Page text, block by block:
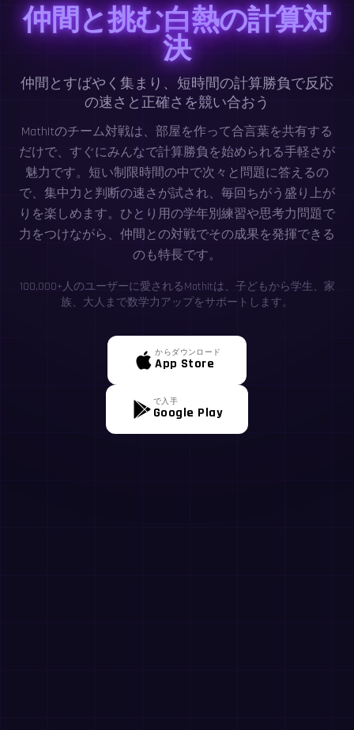
仲間と挑む白熱の計算対
決
仲間とすばやく集まり、短時間の計算勝負で反応
の速さと正確さを競い合おう
MathItのチーム対戦は、部屋を作って合言葉を共有する
だけで、すぐにみんなで計算勝負を始められる手軽さが
魅力です。短い制限時間の中で次々と問題に答えるの
で、集中力と判断の速さが試され、毎回ちがう盛り上が
りを楽しめます。ひとり用の学年別練習や思考力問題で
力をつけながら、仲間との対戦でその成果を発揮できる
のも特長です。
100,000+人のユーザーに愛されるMathItは、子どもから学生、家
族、大人まで数学力アップをサポートします。
からダウンロード
App Store
で入手
Google Play